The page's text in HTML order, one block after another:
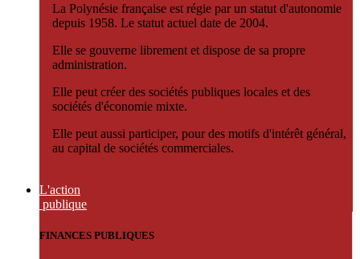
La Polynésie française est régie par un statut d'autonomie
depuis 1958. Le statut actuel date de 2004.
Elle se gouverne librement et dispose de sa propre
administration.
Elle peut créer des sociétés publiques locales et des
sociétés d'économie mixte.
Elle peut aussi participer, pour des motifs d'intérêt général,
au capital de sociétés commerciales.
L'action
publique
FINANCES PUBLIQUES